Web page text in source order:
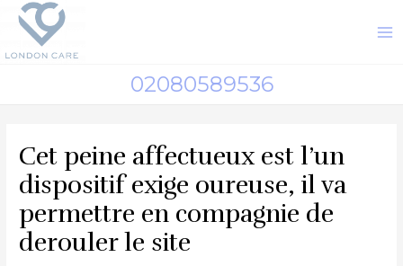
Skip
content
02080589536
Cet peine affectueux est l’un
dispositif exige oureuse, il va
permettre en compagnie de
derouler le site